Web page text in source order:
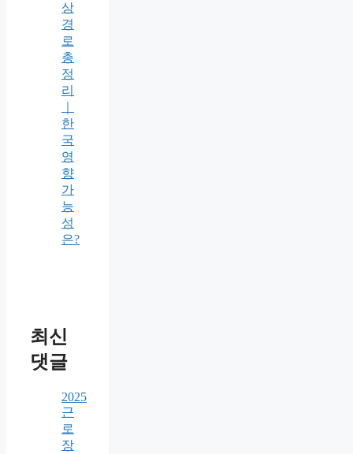
상
경
로
총
정
리
한
국
영
향
가
능
성
은?
최신
댓글
2025
근
로
장